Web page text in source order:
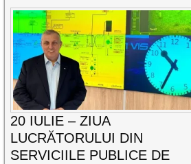
20 IULIE – ZIUA
LUCRĂTORULUI DIN
SERVICIILE PUBLICE DE